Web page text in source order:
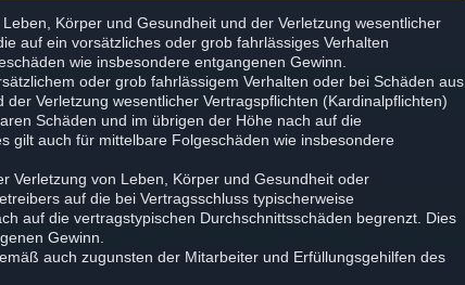
Körper und Gesundheit und der Verletzung wesentlicher
auf ein vorsätzliches oder grob fahrlässiges Verhalten
wie insbesondere entgangenen Gewinn.
oder grob fahrlässigem Verhalten oder bei Schäden aus
Verletzung wesentlicher Vertragspflichten (Kardinalpflichten)
Schäden und im übrigen der Höhe nach auf die
gilt auch für mittelbare Folgeschäden wie insbesondere
Verletzung von Leben, Körper und Gesundheit oder
auf die bei Vertragsschluss typischerweise
auf die vertragstypischen Durchschnittsschäden begrenzt. Dies
Gewinn.
auch zugunsten der Mitarbeiter und Erfüllungsgehilfen des